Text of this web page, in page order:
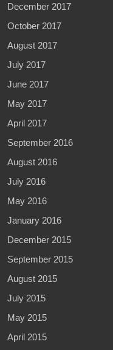
December 2017
October 2017
August 2017
July 2017
June 2017
May 2017
April 2017
September 2016
August 2016
July 2016
May 2016
January 2016
December 2015
September 2015
August 2015
July 2015
May 2015
April 2015